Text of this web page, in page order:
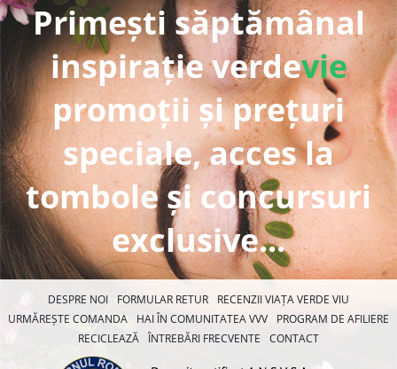
Primești săptămânal
inspirație verdevie
promoții și prețuri
speciale, acces la
tombole și concursuri
exclusive...
DESPRE NOI FORMULAR RETUR
RECENZII VIAȚA VERDE VIU
URMĂREȘTE COMANDA
HAI ÎN COMUNITATEA VVV
PROGRAM DE AFILIERE
RECICLEAZĂ ÎNTREBĂRI FRECVENTE CONTACT